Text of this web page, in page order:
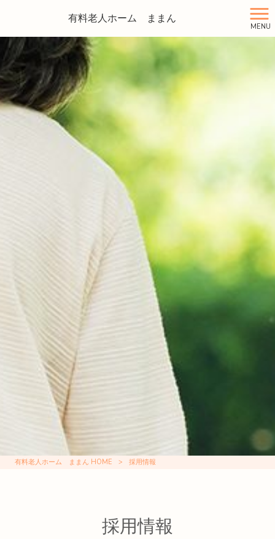
有料老人ホーム ままん
MENU
有料老人ホーム ままん HOME > 採用情報
採用情報